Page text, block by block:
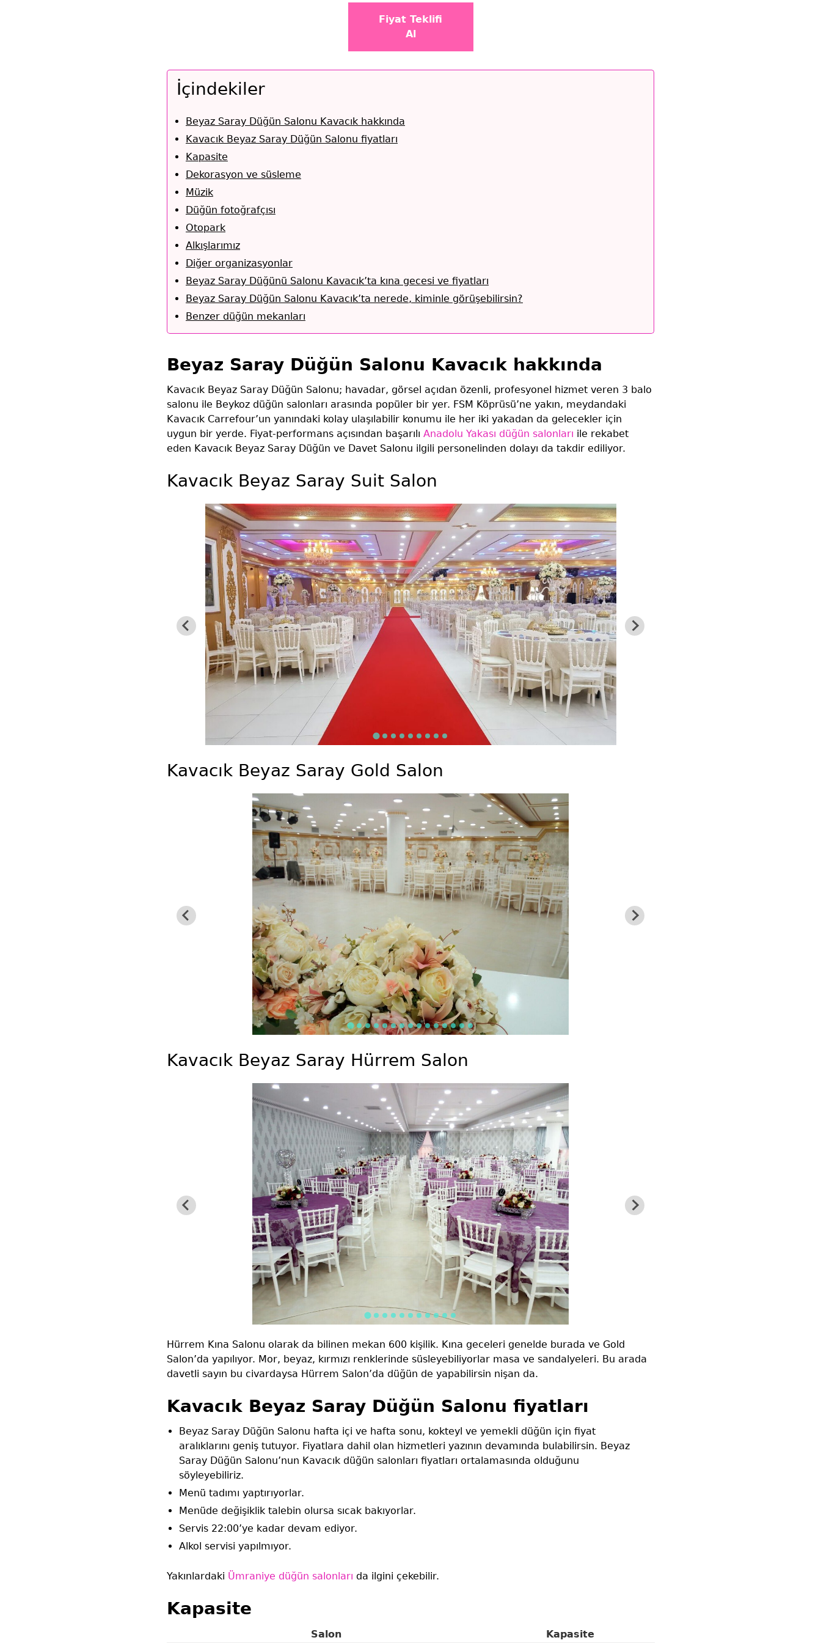
Fiyat Teklifi
Al
İçindekiler
Beyaz Saray Düğün Salonu Kavacık hakkında
Kavacık Beyaz Saray Düğün Salonu fiyatları
Kapasite
Dekorasyon ve süsleme
Müzik
Düğün fotoğrafçısı
Otopark
Alkışlarımız
Diğer organizasyonlar
Beyaz Saray Düğünü Salonu Kavacık’ta kına gecesi ve fiyatları
Beyaz Saray Düğün Salonu Kavacık’ta nerede, kiminle görüşebilirsin?
Benzer düğün mekanları
Beyaz Saray Düğün Salonu Kavacık hakkında
Kavacık Beyaz Saray Düğün Salonu; havadar, görsel açıdan özenli, profesyonel hizmet veren 3 balo
salonu ile Beykoz düğün salonları arasında popüler bir yer. FSM Köprüsü’ne yakın, meydandaki
Kavacık Carrefour’un yanındaki kolay ulaşılabilir konumu ile her iki yakadan da gelecekler için
uygun bir yerde. Fiyat-performans açısından başarılı Anadolu Yakası düğün salonları ile rekabet
eden Kavacık Beyaz Saray Düğün ve Davet Salonu ilgili personelinden dolayı da takdir ediliyor.
Kavacık Beyaz Saray Suit Salon
Kavacık Beyaz Saray Gold Salon
Kavacık Beyaz Saray Hürrem Salon
Hürrem Kına Salonu olarak da bilinen mekan 600 kişilik. Kına geceleri genelde burada ve Gold
Salon’da yapılıyor. Mor, beyaz, kırmızı renklerinde süsleyebiliyorlar masa ve sandalyeleri. Bu arada
davetli sayın bu civardaysa Hürrem Salon’da düğün de yapabilirsin nişan da.
Kavacık Beyaz Saray Düğün Salonu fiyatları
Beyaz Saray Düğün Salonu hafta içi ve hafta sonu, kokteyl ve yemekli düğün için fiyat
aralıklarını geniş tutuyor. Fiyatlara dahil olan hizmetleri yazının devamında bulabilirsin. Beyaz
Saray Düğün Salonu’nun Kavacık düğün salonları fiyatları ortalamasında olduğunu
söyleyebiliriz.
Menü tadımı yaptırıyorlar.
Menüde değişiklik talebin olursa sıcak bakıyorlar.
Servis 22:00’ye kadar devam ediyor.
Alkol servisi yapılmıyor.
Yakınlardaki Ümraniye düğün salonları da ilgini çekebilir.
Kapasite
Salon Kapasite